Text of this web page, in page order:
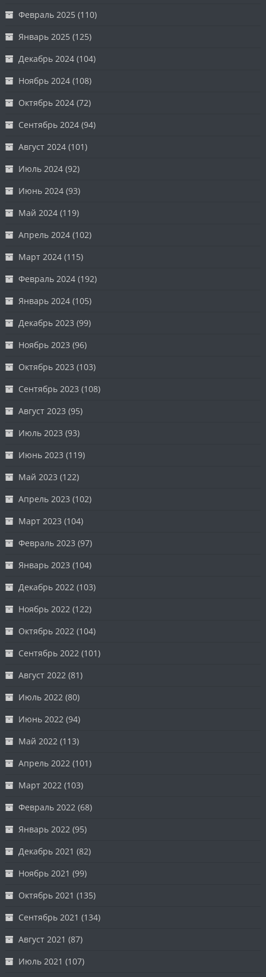
Февраль 2025 (110)
Январь 2025 (125)
Декабрь 2024 (104)
Ноябрь 2024 (108)
Октябрь 2024 (72)
Сентябрь 2024 (94)
Август 2024 (101)
Июль 2024 (92)
Июнь 2024 (93)
Май 2024 (119)
Апрель 2024 (102)
Март 2024 (115)
Февраль 2024 (192)
Январь 2024 (105)
Декабрь 2023 (99)
Ноябрь 2023 (96)
Октябрь 2023 (103)
Сентябрь 2023 (108)
Август 2023 (95)
Июль 2023 (93)
Июнь 2023 (119)
Май 2023 (122)
Апрель 2023 (102)
Март 2023 (104)
Февраль 2023 (97)
Январь 2023 (104)
Декабрь 2022 (103)
Ноябрь 2022 (122)
Октябрь 2022 (104)
Сентябрь 2022 (101)
Август 2022 (81)
Июль 2022 (80)
Июнь 2022 (94)
Май 2022 (113)
Апрель 2022 (101)
Март 2022 (103)
Февраль 2022 (68)
Январь 2022 (95)
Декабрь 2021 (82)
Ноябрь 2021 (99)
Октябрь 2021 (135)
Сентябрь 2021 (134)
Август 2021 (87)
Июль 2021 (107)